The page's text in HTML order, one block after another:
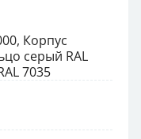
Корпус
серый RAL
7035